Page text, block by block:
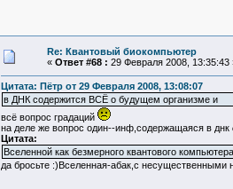
Re: Квантовый биокомпьютер
« Ответ #68 : 29 Февраля 2008, 13:35:43
Цитата: Пётр от 29 Февраля 2008, 13:08:07
в ДНК содержится ВСЁ о будущем организме и
всё вопрос градаций
на деле же вопрос один--инф,содержащаяся в днк
Цитата:
Вселенной как безмерного квантового
да бросьте :)Вселенная-абак,с несущественными